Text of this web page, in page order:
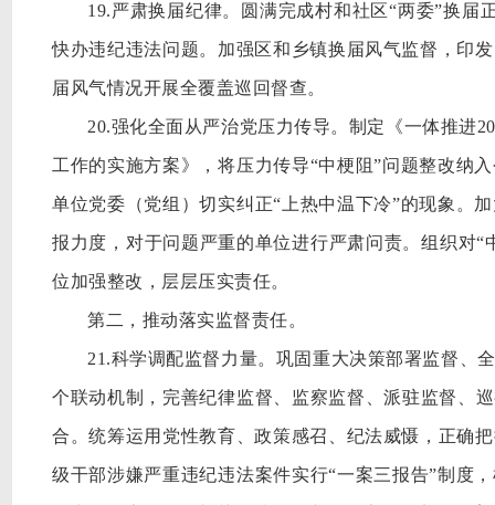
19.严肃换届纪律。圆满完成村和社区“两委”换届
快办违纪违法问题。加强区和乡镇换届风气监督，印
届风气情况开展全覆盖巡回督查。
20.强化全面从严治党压力传导。制定《一体推进
工作的实施方案》，将压力传导“中梗阻”问题整改纳
单位党委（党组）切实纠正“上热中温下冷”的现象。
报力度，对于问题严重的单位进行严肃问责。组织对
位加强整改，层层压实责任。
第二，推动落实监督责任。
21.科学调配监督力量。巩固重大决策部署监督、
个联动机制，完善纪律监督、监察监督、派驻监督、
合。统筹运用党性教育、政策感召、纪法威慑，正确
级干部涉嫌严重违纪违法案件实行“一案三报告”制度